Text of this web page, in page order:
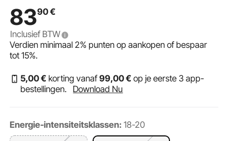
Ontharing
8390€
Inclusief BTW
Verdien minimaal2% punten op aankopen of bespaar
tot15%.
5,00€ korting vanaf99,00€ op je eerste 3 app-
bestellingen.
Download Nu
Energie-intensiteitsklassen: 18-20